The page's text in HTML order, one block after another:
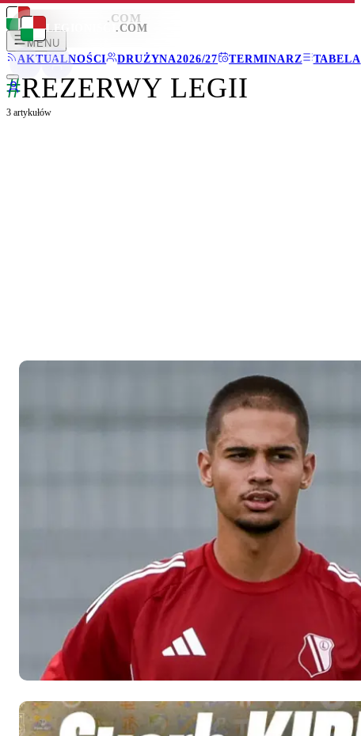
LEGIONISCI .COM
MENU
AKTUALNOŚCI
DRUŻYNA2026/27 TERMINARZ TABELA
LEGIONISCI .COM
#REZERWY LEGII
3 artykułów